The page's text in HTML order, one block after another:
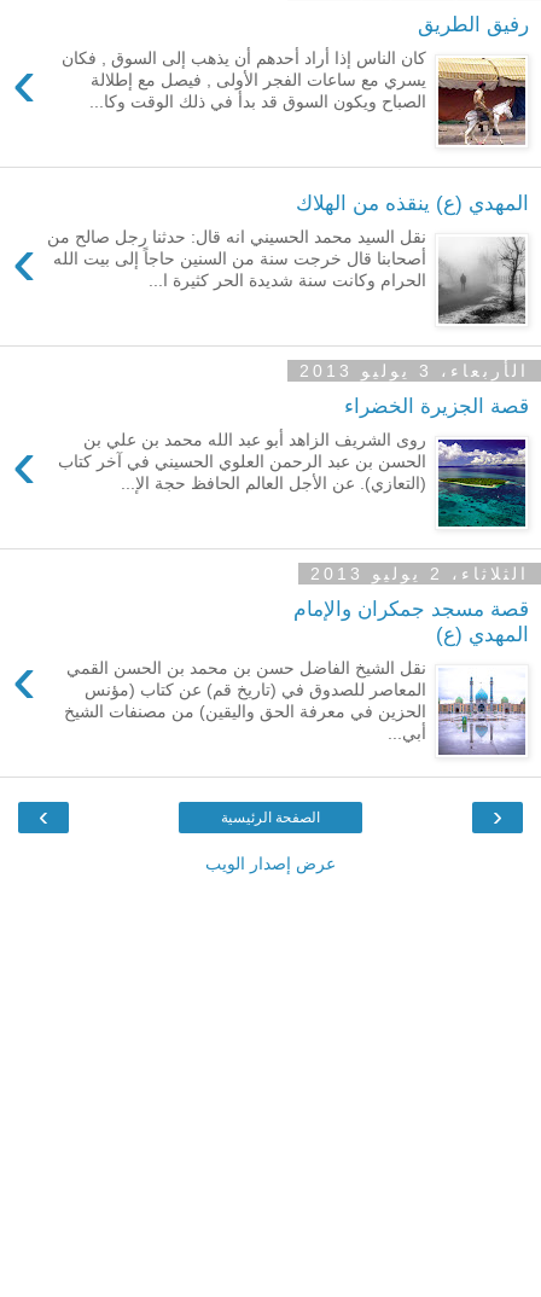
رفيق الطريق
›
كان الناس إذا أراد أحدهم أن يذهب إلى السوق , فكان
يسري مع ساعات الفجر الأولى , فيصل مع إطلالة
الصباح ويكون السوق قد بدأ في ذلك الوقت وكا...
المهدي (ع) ينقذه من الهلاك
›
نقل السيد محمد الحسيني انه قال: حدثنا رجل صالح من
أصحابنا قال خرجت سنة من السنين حاجاً إلى بيت الله
الحرام وكانت سنة شديدة الحر كثيرة ا...
الأربعاء، 3 يوليو 2013
قصة الجزيرة الخضراء
›
روى الشريف الزاهد أبو عبد الله محمد بن علي بن
الحسن بن عبد الرحمن العلوي الحسيني في آخر كتاب
(التعازي). عن الأجل العالم الحافظ حجة الإ...
الثلاثاء، 2 يوليو 2013
قصة مسجد جمكران والإمام
المهدي (ع)
›
نقل الشيخ الفاضل حسن بن محمد بن الحسن القمي
المعاصر للصدوق في (تاريخ قم) عن كتاب (مؤنس
الحزين في معرفة الحق واليقين) من مصنفات الشيخ
أبي...
‹
› الصفحة الرئيسية
عرض إصدار الويب